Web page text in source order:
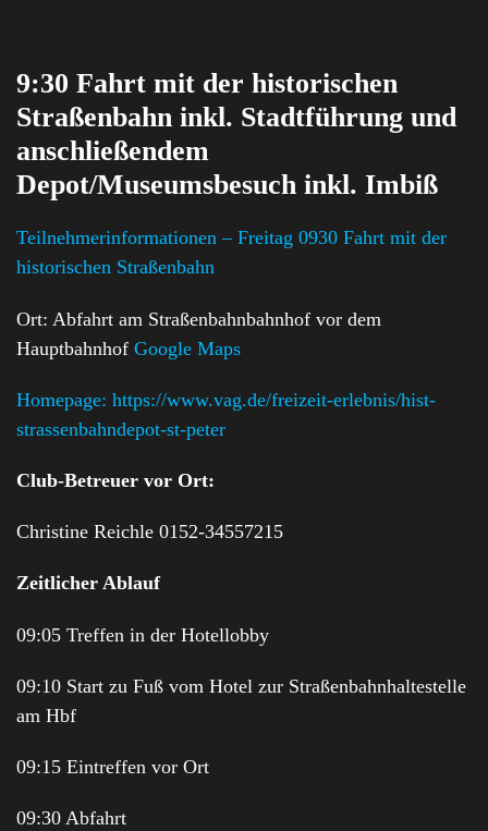
9:30 Fahrt mit der historischen
Straßenbahn inkl. Stadtführung und
anschließendem
Depot/Museumsbesuch inkl. Imbiß
Teilnehmerinformationen – Freitag 0930 Fahrt mit der
historischen Straßenbahn
Ort: Abfahrt am Straßenbahnbahnhof vor dem
Hauptbahnhof Google Maps
Homepage: https://www.vag.de/freizeit-erlebnis/hist-
strassenbahndepot-st-peter
Club-Betreuer vor Ort:
Christine Reichle 0152-34557215
Zeitlicher Ablauf
09:05 Treffen in der Hotellobby
09:10 Start zu Fuß vom Hotel zur Straßenbahnhaltestelle
am Hbf
09:15 Eintreffen vor Ort
09:30 Abfahrt